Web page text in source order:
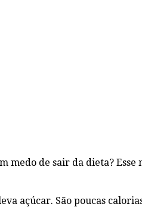
medo de sair da dieta?
açúcar. São poucas